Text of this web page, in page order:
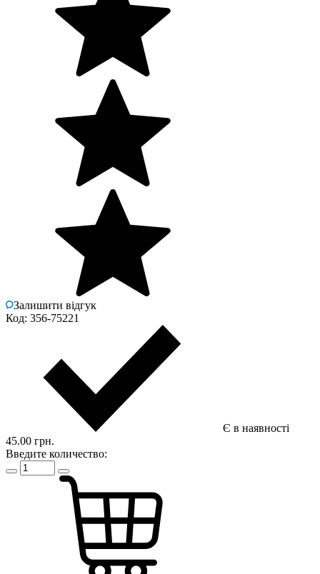
Залишити відгук
Код: 356-75221
Є в наявності
45.00 грн.
Введите количество: